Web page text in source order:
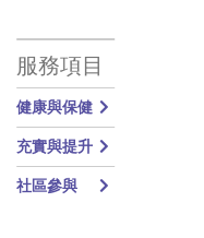
Primary Sidebar
服務項目
健康與保健
充實與提升
社區參與